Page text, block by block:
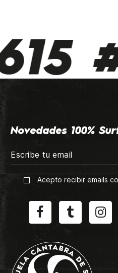
Novedades 100%
Acepto recibir emails